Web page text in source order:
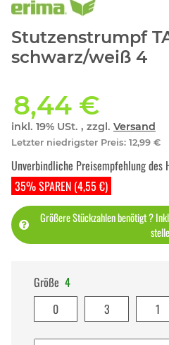
Stutzenstrumpf
schwarz/weiß 4
8,44 €
inkl. 19% USt. , zzgl. Versand
Letzter niedrigster Preis: 12,99 €
35% SPAREN (4,55 €)
Unverbindliche Preisempfehlung des
Größere Stückzahlen benötigt ?
Größe 4
0
3 1